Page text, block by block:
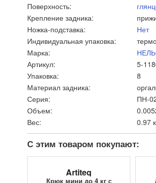
Поверхность:
Крепление задника:
Ножка-подставка:
Нет
Индивидуальная упаковка:
Марка:
Артикул:
5-
Упаковка:
8
Материал задника:
Серия:
ПН-
Объем:
Вес:
0.97
С этим товаром покупают:
Artiteq
Крюк мини до 4 кг с